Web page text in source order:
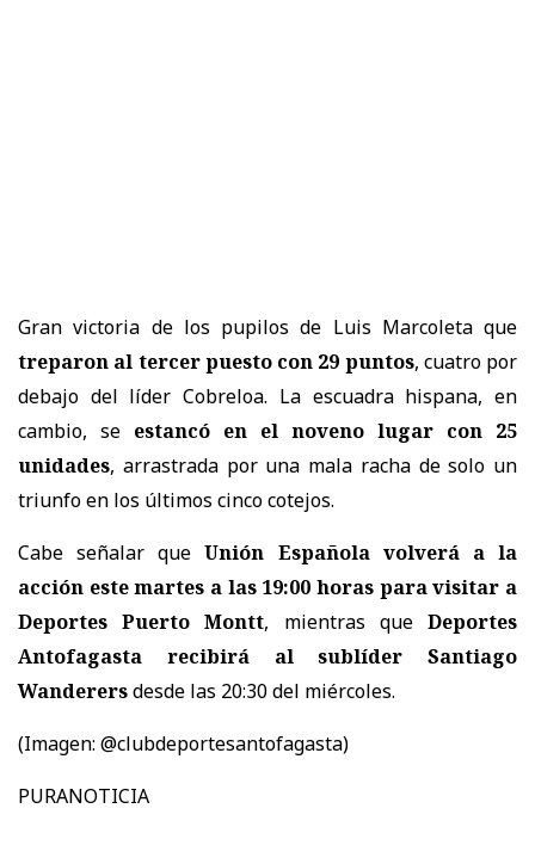
Gran victoria de los pupilos de Luis Marcoleta que
treparon al tercer puesto con 29 puntos, cuatro por
debajo del líder Cobreloa. La escuadra hispana, en
cambio, se estancó en el noveno lugar con 25
unidades, arrastrada por una mala racha de solo un
triunfo en los últimos cinco cotejos.
Cabe señalar queUnión Española volverá a la
acción este martes a las 19:00 horas para visitar a
Deportes Puerto Montt, mientras queDeportes
Antofagasta recibirá al sublíder Santiago
Wanderersdesde las 20:30 del miércoles.
(Imagen: @clubdeportesantofagasta)
PURANOTICIA